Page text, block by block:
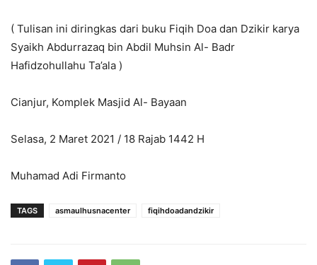
( Tulisan ini diringkas dari buku Fiqih Doa dan Dzikir karya
Syaikh Abdurrazaq bin Abdil Muhsin Al- Badr
Hafidzohullahu Ta’ala )
Cianjur, Komplek Masjid Al- Bayaan
Selasa, 2 Maret 2021 / 18 Rajab 1442 H
Muhamad Adi Firmanto
TAGS asmaulhusnacenter fiqihdoadandzikir